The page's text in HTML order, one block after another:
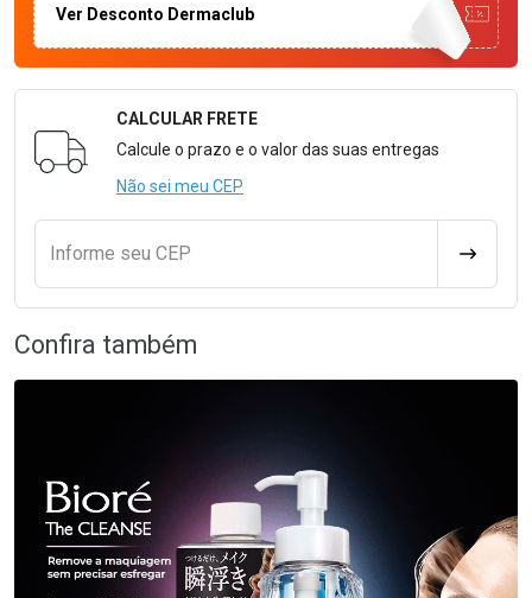
Ver Desconto Dermaclub
Formulário para Calcular o Frete
CALCULAR FRETE
Calcule o prazo e o valor das suas entregas
Não sei meu CEP
Informe seu CEP
Confira também